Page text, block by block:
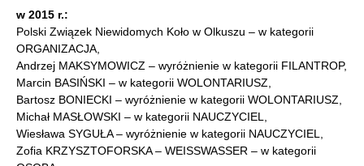
w 2015 r.:
Polski Związek Niewidomych Koło w Olkuszu – w kategorii
ORGANIZACJA,
Andrzej MAKSYMOWICZ – wyróżnienie w kategorii FILANTROP,
Marcin BASIŃSKI – w kategorii WOLONTARIUSZ,
Bartosz BONIECKI – wyróżnienie w kategorii WOLONTARIUSZ,
Michał MASŁOWSKI – w kategorii NAUCZYCIEL,
Wiesława SYGUŁA – wyróżnienie w kategorii NAUCZYCIEL,
Zofia KRZYSZTOFORSKA – WEISSWASSER – w kategorii